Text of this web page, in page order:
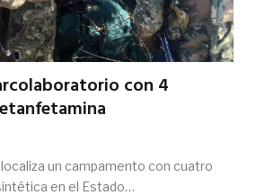
con 4
un campamento con cuatro
en el Estado…